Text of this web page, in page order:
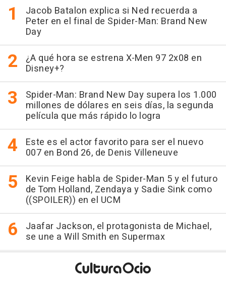
Jacob Batalon explica si Ned recuerda a
Peter en el final de Spider-Man: Brand New
Day
¿A qué hora se estrena X-Men 97 2x08 en
Disney+?
Spider-Man: Brand New Day supera los 1.000
millones de dólares en seis días, la segunda
película que más rápido lo logra
Este es el actor favorito para ser el nuevo
007 en Bond 26, de Denis Villeneuve
Kevin Feige habla de Spider-Man 5 y el futuro
de Tom Holland, Zendaya y Sadie Sink como
((SPOILER)) en el UCM
Jaafar Jackson, el protagonista de Michael,
se une a Will Smith en Supermax